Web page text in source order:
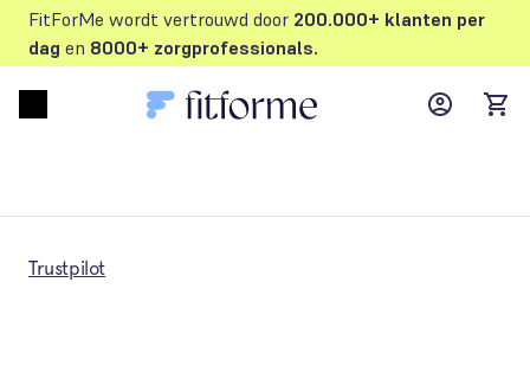
FitForMe wordt vertrouwd door 200.000+ klanten per
dag en 8000+ zorgprofessionals.
MyFFM
Trustpilot